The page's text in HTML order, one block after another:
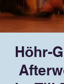
Höhr-